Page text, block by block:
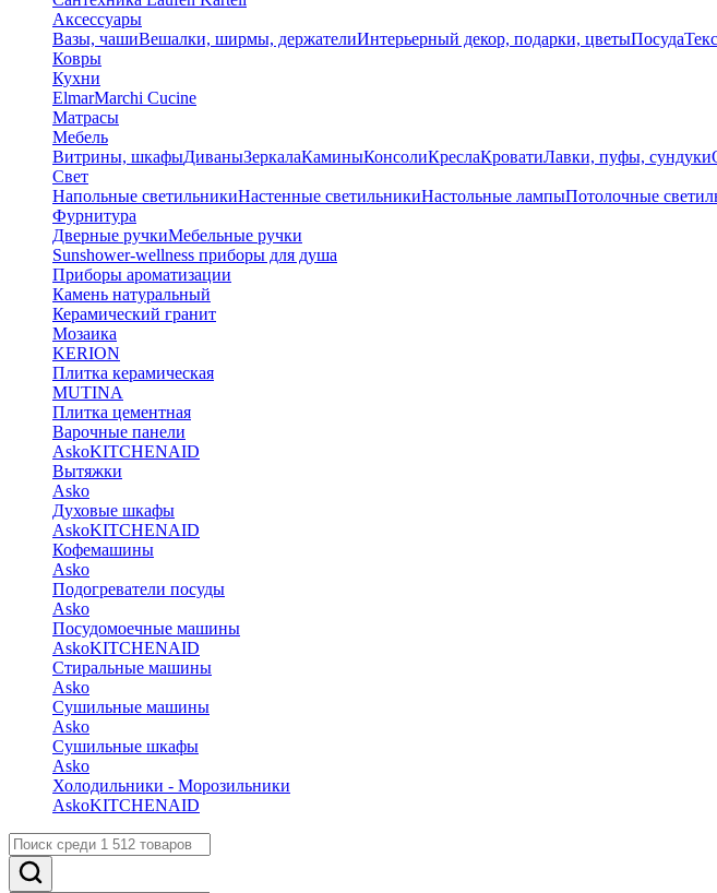
Аксессуары
Вазы, чашиВешалки, ширмы, держателиИнтерьерный декор, подарки, цветыПосуда
Ковры
Кухни
ElmarMarchi Cucine
Матрасы
Мебель
Витрины, шкафыДиваныЗеркалаКаминыКонсолиКреслаКроватиЛавки, пуфы, сундуки
Свет
Напольные светильникиНастенные светильникиНастольные лампыПотолочные
Фурнитура
Дверные ручкиМебельные ручки
Sunshower-wellness приборы для душа
Приборы ароматизации
Камень натуральный
Керамический гранит
Мозаика
KERION
Плитка керамическая
MUTINA
Плитка цементная
Варочные панели
AskoKITCHENAID
Вытяжки
Asko
Духовые шкафы
AskoKITCHENAID
Кофемашины
Asko
Подогреватели посуды
Asko
Посудомоечные машины
AskoKITCHENAID
Стиральные машины
Asko
Сушильные машины
Asko
Сушильные шкафы
Asko
Холодильники - Морозильники
AskoKITCHENAID